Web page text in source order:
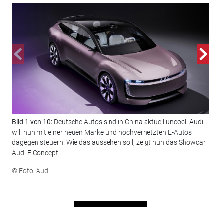
Bild 1 von 10: Deutsche Autos sind in China aktuell uncool. Audi
will nun mit einer neuen Marke und hochvernetzten E-Autos
dagegen steuern. Wie das aussehen soll, zeigt nun das Showcar
Audi E Concept.
© Foto: Audi